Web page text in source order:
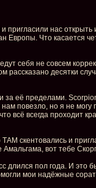
пригласили нас открыть
Европы. Что касается
себя не совсем
рассказано десятки
за её пределами.
повезло, но я не могу
всё всегда проходит
скентовались и
вот тебе
длился пол года. И это
мои надёжные